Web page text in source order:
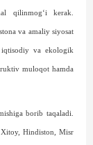
qilinmog‘i kerak.
va amaliy siyosat
va ekologik
muloqot hamda
borib taqaladi.
Hindiston, Misr